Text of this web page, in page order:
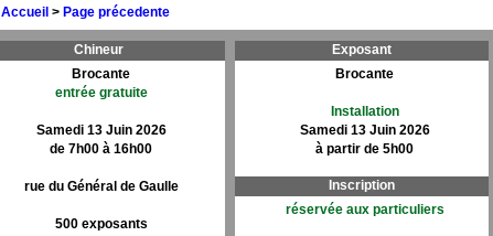
Accueil > Page précedente
Chineur
Brocante
entrée gratuite
Samedi 13 Juin 2026
de 7h00 à 16h00
rue du Général de Gaulle
500 exposants
Exposant
Brocante
Installation
Samedi 13 Juin 2026
à partir de 5h00
Inscription
réservée aux particuliers